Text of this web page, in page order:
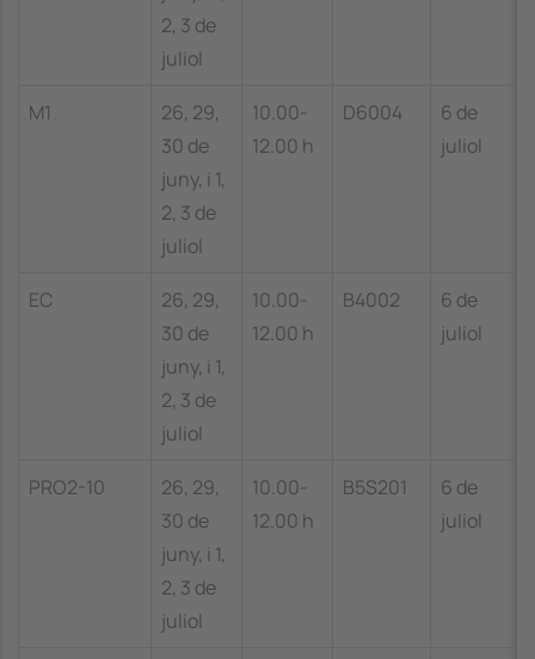
2, 3 de
juliol
M1
26, 29,
30 de
juny, i 1,
2, 3 de
juliol
10.00-
12.00 h
D6004
6 de
juliol
EC
26, 29,
30 de
juny, i 1,
2, 3 de
juliol
10.00-
12.00 h
B4002
6 de
juliol
PRO2-10
26, 29,
30 de
juny, i 1,
2, 3 de
juliol
10.00-
12.00 h
B5S201
6 de
juliol